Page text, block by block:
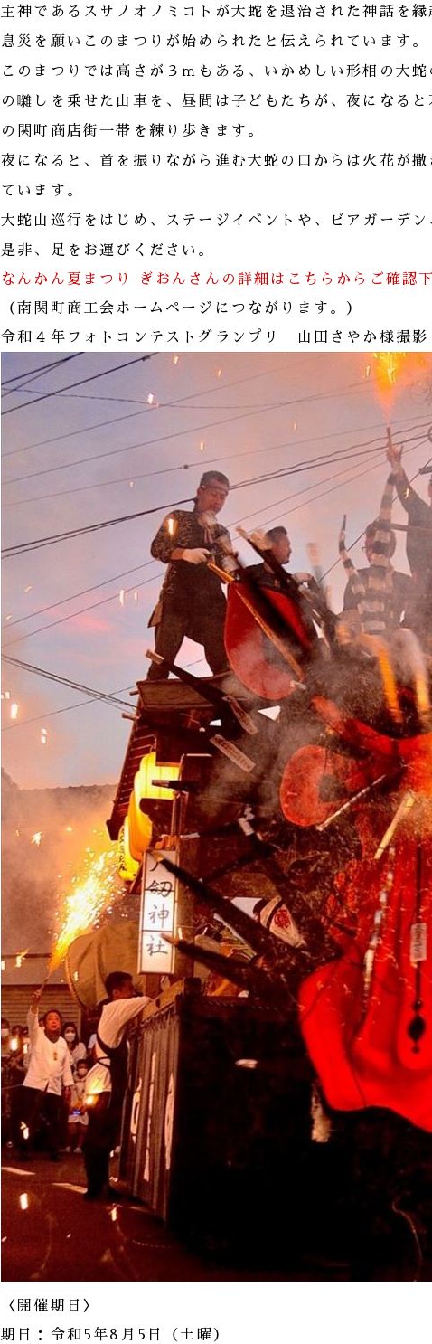
主神であるスサノオノミコトが大蛇を退治された神話を
息災 を願いこのまつりが始められたと伝えられています。
このまつりでは高さが３ｍ もある、いかめしい形相の大
の囃しを乗せた山車を、昼間は子どもたちが、夜になる
の関町商店街一帯を練り歩きます。
夜になると、首を振りながら進む大蛇の口からは火花が
ています。
大蛇山巡行をはじめ、ステージイベントや、ビアガーデ
是非、足をお運びください。
なんかん夏まつり ぎおんさんの詳細はこちらからご確認
（南関町商工会ホームページにつながります。）
令和４年フォトコンテストグランプリ 山田さやか様撮影
〈開催期日〉
期日：令和5年8月5日（土曜）